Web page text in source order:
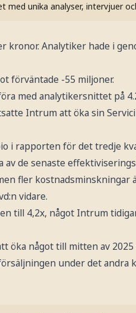
med unika analyser, intervjuer
Analytiker hade i
förväntade -55 miljoner.
med analytikersnittet på
Intrum att öka sin
i rapporten för det tredje
de senaste
fler kostnadsminskningar
vidare.
till 4,2x, något Intrum
öka något till mitten av 2025
under det andra